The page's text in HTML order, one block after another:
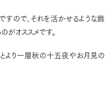
ので、それを活かせるような飾
オススメです。
より一層秋の十五夜やお月見の